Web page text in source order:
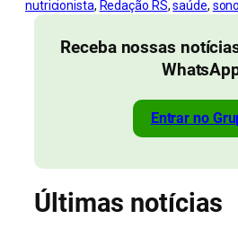
nutricionista, Redação RS, saúde, sono
Receba nossas
Entrar no
Últimas notícias